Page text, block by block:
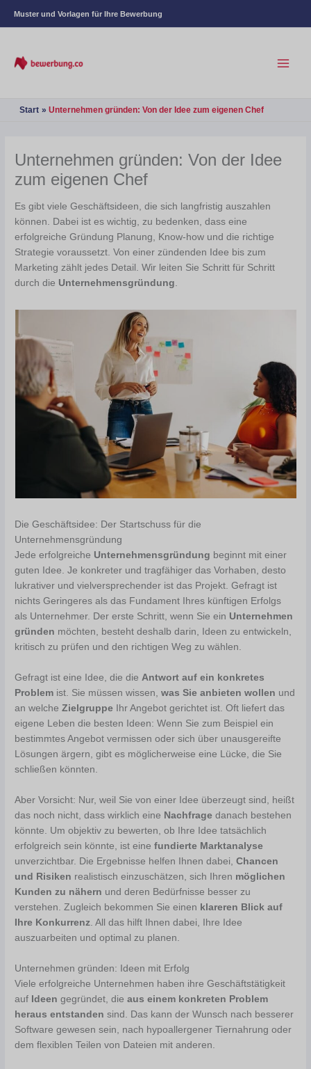
Muster und Vorlagen für Ihre Bewerbung
Start Unternehmen gründen: Von der Idee zum eigenen Chef
Unternehmen gründen: Von der Idee
zum eigenen Chef
Es gibt viele Geschäftsideen, die sich langfristig auszahlen
können. Dabei ist es wichtig, zu bedenken, dass eine
erfolgreiche Gründung Planung, Know-how und die richtige
Strategie voraussetzt. Von einer zündenden Idee bis zum
Marketing zählt jedes Detail. Wir leiten Sie Schritt für Schritt
durch die Unternehmensgründung
Die Geschäftsidee: Der Startschuss für die
Unternehmensgründung
Jede erfolgreiche Unternehmensgründung beginnt mit einer
guten Idee. Je konkreter und tragfähiger das Vorhaben, desto
lukrativer und vielversprechender ist das Projekt. Gefragt ist
nichts Geringeres als das Fundament Ihres künftigen Erfolgs
als Unternehmer. Der erste Schritt, wenn Sie ein Unternehmen
gründen möchten, besteht deshalb darin, Ideen zu entwickeln,
kritisch zu prüfen und den richtigen Weg zu wählen.
Gefragt ist eine Idee, die dieAntwort auf ein konkretes
Problem ist. Sie müssen wissen,was Sie anbieten wollen und
an welcheZielgruppe
Ihr Angebot gerichtet ist. Oft liefert das
eigene Leben die besten Ideen: Wenn Sie zum Beispiel ein
bestimmtes Angebot vermissen oder sich über unausgereifte
Lösungen ärgern, gibt es möglicherweise eine Lücke, die Sie
schließen könnten.
Aber Vorsicht: Nur, weil Sie von einer Idee überzeugt sind, heißt
das noch nicht, dass wirklich eine Nachfrage danach bestehen
könnte. Um objektiv zu bewerten, ob Ihre Idee tatsächlich
erfolgreich sein könnte, ist einefundierte Marktanalyse
unverzichtbar. Die Ergebnisse helfen Ihnen dabei,Chancen
und Risiken realistisch einzuschätzen, sich Ihren möglichen
Kunden zu nähern und deren Bedürfnisse besser zu
verstehen. Zugleich bekommen Sie einen klareren Blick auf
Ihre Konkurrenz. All das hilft Ihnen dabei, Ihre Idee
auszuarbeiten und optimal zu planen.
Unternehmen gründen: Ideen mit Erfolg
Viele erfolgreiche Unternehmen haben ihre Geschäftstätigkeit
auf Ideen gegründet, dieaus einem konkreten Problem
heraus entstanden sind. Das kann der Wunsch nach besserer
Software gewesen sein, nach hypoallergener Tiernahrung oder
dem flexiblen Teilen von Dateien mit anderen.